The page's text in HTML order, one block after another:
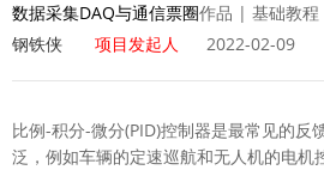
数据采集DAQ与通信票圈作品 | 基础教程
钢铁侠
项目发起人 2022-02-09
比例-积分-微分(PID)控制器是最常见的反
泛，例如车辆的定速巡航和无人机的电机